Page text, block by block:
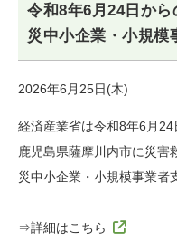
令和8年6月24日か
災中小企業・小規模
2026年6月25日(木)
経済産業省は令和8年6月24
鹿児島県薩摩川内市に災害
災中小企業・小規模事業者
⇒詳細はこちら